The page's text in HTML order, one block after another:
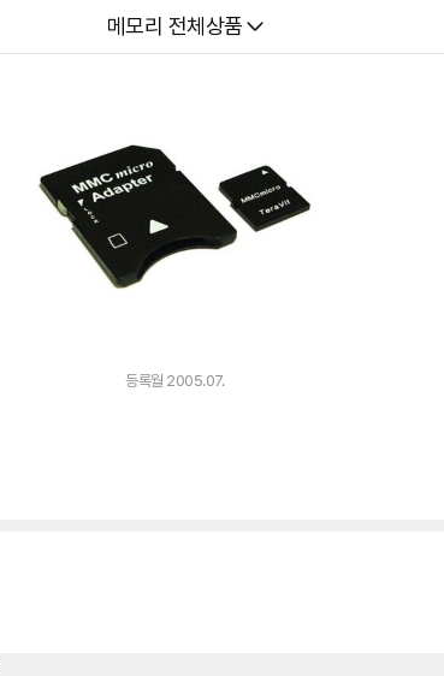
다나와
메모리 전체상품
등록월 2005.07.